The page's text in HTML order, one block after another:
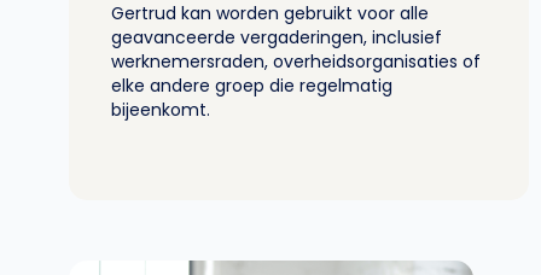
Gertrud kan worden gebruikt voor alle
geavanceerde vergaderingen, inclusief
werknemersraden, overheidsorganisaties of
elke andere groep die regelmatig
bijeenkomt.